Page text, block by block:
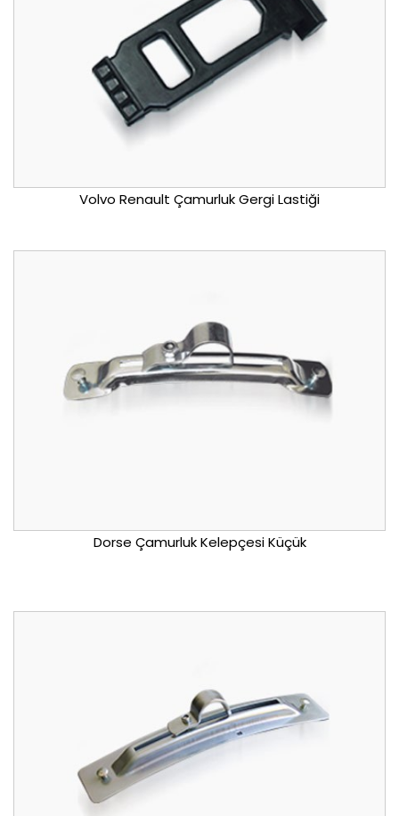
Volvo Renault Çamurluk Gergi Lastiği
Dorse Çamurluk Kelepçesi Küçük